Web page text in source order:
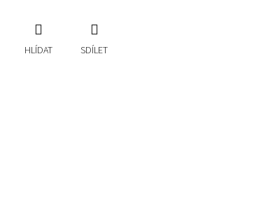
HLÍDAT SDÍLET